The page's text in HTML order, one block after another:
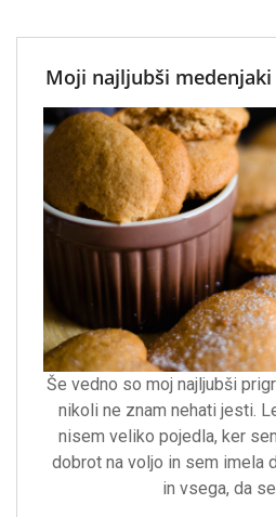
Moji najljubši
Še vedno so moj najljubši
nikoli ne znam nehati jesti.
nisem veliko pojedla, ker
dobrot na voljo in sem imela
in vsega, da se